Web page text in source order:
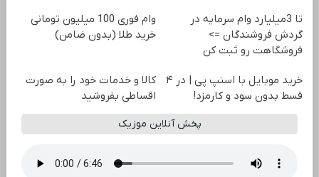
تا 3میلیارد وام سرمایه در
گردش فروشندگان =>
فروشگاهت رو ثبت کن
وام فوری 100 میلیون تومانی
خرید طلا (بدون ضامن)
خرید موبایل با اسنپ پی | در ۴
قسط بدون سود و کارمزد!
کالا و خدمات خود را به صورت
اقساطی بفروشید
پخش آنلاین موزیک